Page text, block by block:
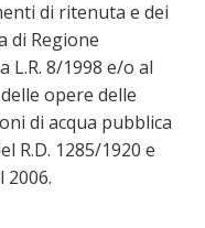
di ritenuta e dei
di Regione
L.R. 8/1998 e/o al
opere delle
di acqua pubblica
R.D. 1285/1920 e
2006.